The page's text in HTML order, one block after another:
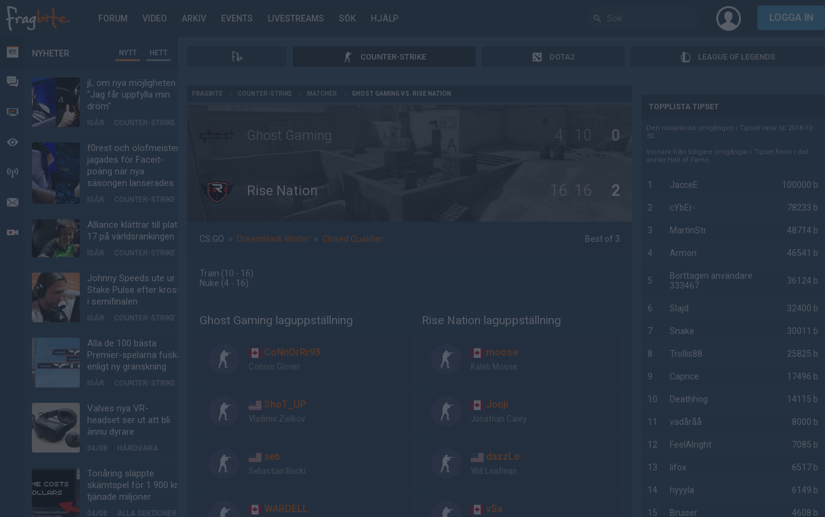
FORUM VIDEO ARKIV EVENTS LIVESTREAMS SÖK HJÄLP LOGGA IN
NYHETER
FORUM
VIDEO
BEVAKAT
HÄNDELSER
MEDDELANDEN
LIVESÄNDNINGAR
NYHETER NYTT HETT
jL om nya möjligheten:
"Jag får uppfylla min
dröm"
IGÅR COUNTER-STRIKE
f0rest och olofmeister
jagades för Faceit-
poäng när nya
säsongen lanserades
IGÅR COUNTER-STRIKE
Alliance klättrar till plats
17 på världsrankingen
IGÅR COUNTER-STRIKE
Johnny Speeds ute ur
Stake Pulse efter kross
i semifinalen
IGÅR COUNTER-STRIKE
Alla de 100 bästa
Premier-spelarna fuskar
enligt ny granskning
IGÅR COUNTER-STRIKE
Valves nya VR-
headset ser ut att bli
ännu dyrare
04/08 HÅRDVARA
Tonåring släppte
skämtspel för 1 900 kr –
tjänade miljoner
04/08 ALLA SEKTIONER
COUNTER-STRIKE DOTA2 LEAGUE OF LEGENDS
FRAGBITE COUNTER-STRIKE MATCHER GHOST GAMING VS. RISE NATION
Ghost Gaming 4 10 0
Rise Nation 16 16 2
CS:GO » DreamHack Winter » Closed Qualifier Best of 3
Train (10 - 16)
Nuke (4 - 16)
Ghost Gaming laguppställning
CoNnOrRr93
Connor Glover
ShoT_UP
Vladimir Zielkov
seb
Sebastian Bucki
WARDELL
Rise Nation laguppställning
moose
Kaleb Moose
Jonji
Jonathan Carey
dazzLe
Will Loafman
vSa
TOPPLISTA TIPSET
Den nuvarande omgången i Tipset varar till 2018-12-
30.
Vinnare från tidigare omgångar i Tipset finns i det
anrika Hall of Fame.
1 JacceE 100000 b
2 cYbEr- 78233 b
3 MartinStr 48714 b
4 Armon 46541 b
5
Borttagen användare
333467
36124 b
6 Slajd 32400 b
7 Snake 30011 b
8 Trollis88 25825 b
9 Caprice 17496 b
10 Deathhog 14115 b
11 vadåråå 8000 b
12 FeelAlright 7085 b
13 lifox 6517 b
14 hyyyla 6149 b
15 Bruiser 4608 b